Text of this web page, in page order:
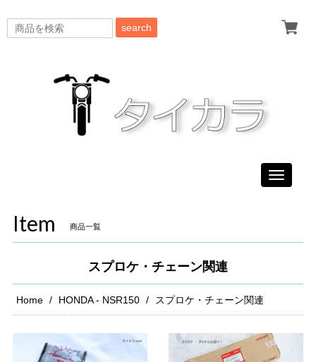
search
Toggle
Item 商品一覧
スプロケ・チェーン関連
Home HONDA - NSR150 スプロケ・チェーン関連